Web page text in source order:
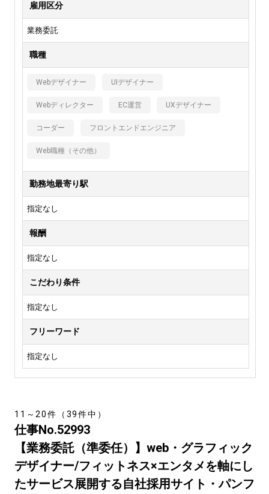
雇用区分
業務委託
職種
Webデザイナー UIデザイナー
Webディレクター EC運営 UXデザイナー
コーダー フロントエンドエンジニア
Web職種（その他）
勤務地最寄り駅
指定なし
報酬
指定なし
こだわり条件
指定なし
フリーワード
指定なし
11～20件（39件中）
仕事No.52993
【業務委託（準委任）】web・グラフィック
デザイナー/フィットネス×エンタメを軸にし
たサービス展開する自社採用サイト・パンフ